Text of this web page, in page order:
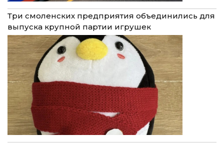
Три смоленских предприятия объединились для
выпуска крупной партии игрушек